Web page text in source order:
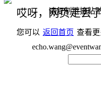
哎呀，网页走丢
您可以 返回首页 查看
请复制链接粘